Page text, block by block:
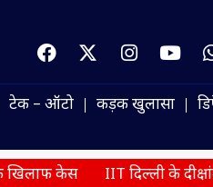
टेक – ऑटो कड़क खुलासा
IIT दिल्ली के दीक्षांत समारोह में